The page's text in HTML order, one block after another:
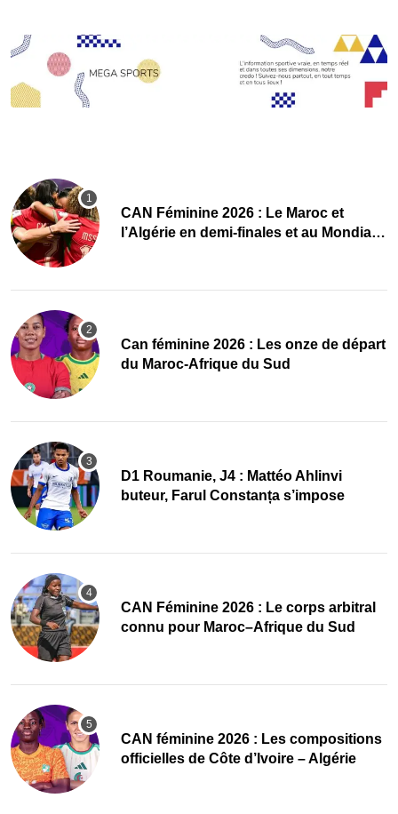
CAN Féminine 2026 : Le Maroc et
l’Algérie en demi-finales et au Mondial
‎Can féminine 2026 : Les onze de départ
du Maroc-Afrique du Sud
D1 Roumanie, J4 : Mattéo Ahlinvi
buteur, Farul Constanța s’impose
‎CAN Féminine 2026 : Le corps arbitral
connu pour Maroc–Afrique du Sud
‎CAN féminine 2026 : Les compositions
officielles de Côte d’Ivoire – Algérie